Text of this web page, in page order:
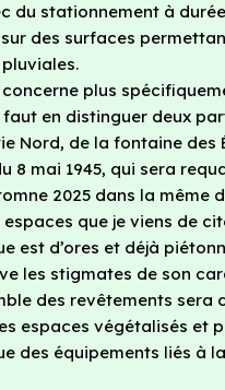
du stationnement à
des surfaces
concerne plus
faut en distinguer deux
Nord, de la fontaine des
8 mai 1945, qui sera
2025 dans la même
espaces que je viens de
est d’ores et déjà
les stigmates de son
des revêtements sera
espaces végétalisés et
des équipements liés à